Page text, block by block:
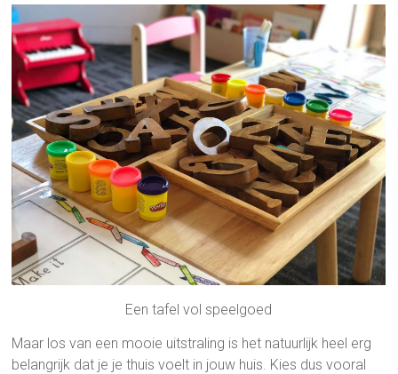
Een tafel vol speelgoed
Maar los van een mooie uitstraling is het natuurlijk heel erg
belangrijk dat je je thuis voelt in jouw huis. Kies dus vooral